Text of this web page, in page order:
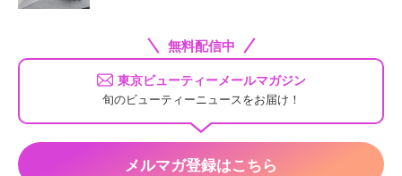
無料配信中
東京ビューティーメールマガジン
旬のビューティーニュースをお届け！
メルマガ登録はこちら